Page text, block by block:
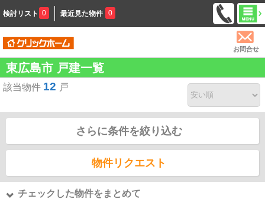
検討リスト 0 最近見た物件 0
お問合せ
東広島市 戸建一覧
該当物件 12 戸
さらに条件を絞り込む
物件リクエスト
チェックした物件をまとめて